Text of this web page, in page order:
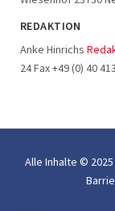
REDAKTION
Anke Hinrichs
24 Fax +49 (0) 40
Alle Inhalte ©